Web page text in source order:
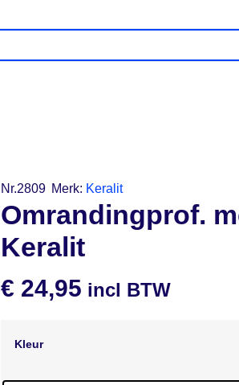
Nr.2809 Merk: Keralit
Omrandingprof.
Keralit
€ 24,95 incl BTW
Kleur